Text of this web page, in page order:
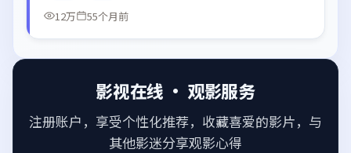
12万
55个月前
影视在线 · 观影服务
注册账户，享受个性化推荐，收藏喜爱的影片，与
其他影迷分享观影心得